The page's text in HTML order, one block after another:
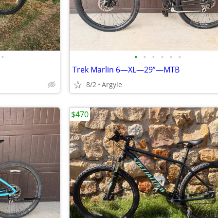
• • • • • • •
Trek Marlin 6—XL—29”—MTB
8/2 Argyle
$470